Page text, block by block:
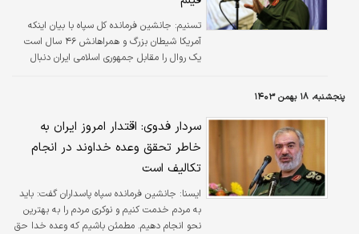
تسنیم: جانشین فرمانده کل سپاه با بیان اینکه
آمریکا شیطان بزرگ و همراهانش ۴۶ سال است
یک روال را مقابل جمهوری اسلامی ایران دنبال
پنجشنبه، ۱۸ بهمن ۱۴۰۳
سردار فدوی: اقتدار امروز ایران به
خاطر تحقق وعده خداوند در انجام
تکالیف است
ايسنا: جانشین فرمانده سپاه پاسداران گفت: باید
به مردم خدمت کنیم و نوکری مردم را به بهترین
نحو انجام دهیم. مطمئن باشیم که وعده خدا حق